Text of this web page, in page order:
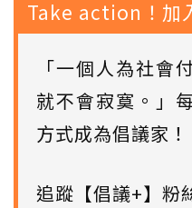
Take action！加
「一個人為社會
就不會寂寞。」
方式成為倡議家！
追蹤【倡議+】粉